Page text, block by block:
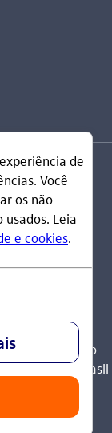
Olavo
São Paulo -
Conglomerado
Central do Brasil
nos